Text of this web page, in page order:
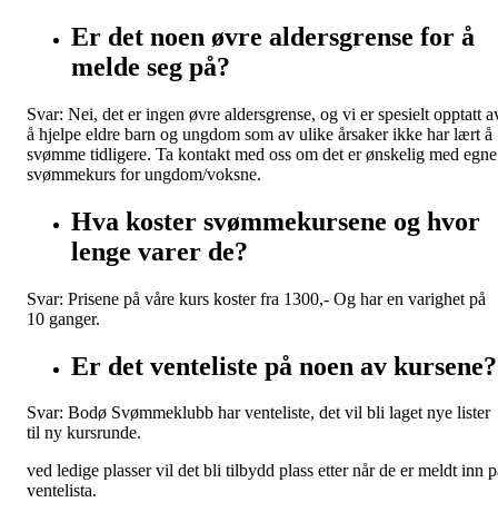
Er det noen øvre aldersgrense for å
melde seg på?
Svar: Nei, det er ingen øvre aldersgrense, og vi er spesielt opptatt
å hjelpe eldre barn og ungdom som av ulike årsaker ikke har lært å
svømme tidligere. Ta kontakt med oss om det er ønskelig med egne
svømmekurs for ungdom/voksne.
Hva koster svømmekursene og hvor
lenge varer de?
Svar: Prisene på våre kurs koster fra 1300,- Og har en varighet på
10 ganger.
Er det venteliste på noen av kursene?
Svar: Bodø Svømmeklubb har venteliste, det vil bli laget nye lister
til ny kursrunde.
ved ledige plasser vil det bli tilbydd plass etter når de er meldt inn
ventelista.